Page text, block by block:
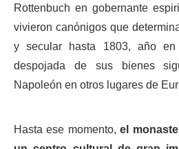
Rottenbuch en gobernante
vivieron canónigos que
y secular hasta 1803, año
despojada de sus bienes
Napoleón en otros lugares de
Hasta ese momento,el